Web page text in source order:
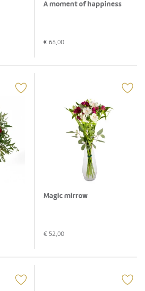
A moment of happiness
€ 68,00
Magic mirrow
€ 52,00